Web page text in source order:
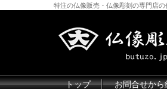
特注の仏像販売・仏像彫刻の専門店の
トップ お問合せから